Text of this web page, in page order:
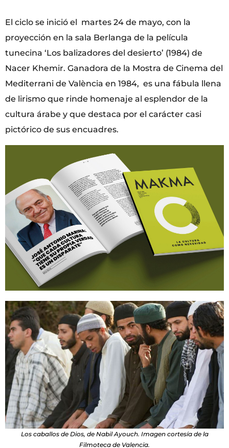
El ciclo se inició el martes 24 de mayo, con la
proyección en la sala Berlanga de la película
tunecina ‘Los balizadores del desierto’ (1984) de
Nacer Khemir. Ganadora de la Mostra de Cinema del
Mediterrani de València en 1984, es una fábula llena
de lirismo que rinde homenaje al esplendor de la
cultura árabe y que destaca por el carácter casi
pictórico de sus encuadres.
Los caballos de Dios, de Nabil Ayouch. Imagen cortesía de la
Filmoteca de Valencia.